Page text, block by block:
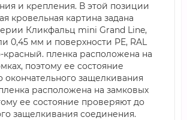
и крепления. В этой позиции
кровельная картина задана
Кликфальц mini Grand Line,
0,45 мм и поверхности PE, RAL
красный. пленка расположена на
поэтому ее состояние
окончательного защелкивания
расположена на замковых
ее состояние проверяют до
защелкивания соединения.